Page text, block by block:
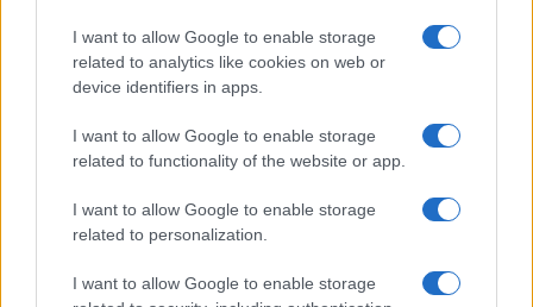
I want to allow Google to enable storage
related to analytics like cookies on web or
device identifiers in apps.
I want to allow Google to enable storage
related to functionality of the website or app.
I want to allow Google to enable storage
related to personalization.
I want to allow Google to enable storage
consegne, Del Fante ha spiegato che oggi
Poste Italiane è a una consegna ogni 10-11 giorni
per italiano. In altri termini, ogni italiano riceve in
cassetta un bene ogni 10 giorni. Ma è poco:
“Perché noi dobbiamo mantenere pronti 30 mila
postini e 25 mila persone nelle nostre fabbriche a
smistare. Con questi numeri hai un bivio e noi
ma il mercato e-commerce era in esplosione.